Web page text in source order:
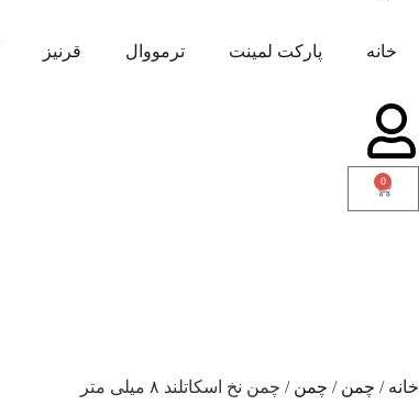
خانه پارکت لمینت ترمووال قرنیز
0
خانه / چمن / چمن / چمن نخ اسکاتلند ۸ میلی متر